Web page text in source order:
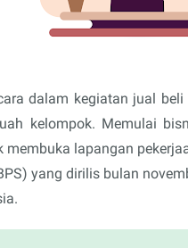
dalam kegiatan jual
kelompok. Memulai
lapangan
yang dirilis bulan